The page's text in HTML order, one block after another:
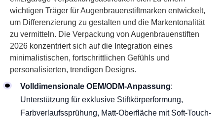
wichtigen Träger für Augenbrauenstiftmarken entwickelt,
um Differenzierung zu gestalten und die Markentonalität
zu vermitteln. Die Verpackung von Augenbrauenstiften
2026 konzentriert sich auf die Integration eines
minimalistischen, fortschrittlichen Gefühls und
personalisierten, trendigen Designs.
Volldimensionale OEM/ODM-Anpassung:
Unterstützung für exklusive Stiftkörperformung,
Farbverlaufssprühung, Matt-Oberfläche mit Soft-Touch-